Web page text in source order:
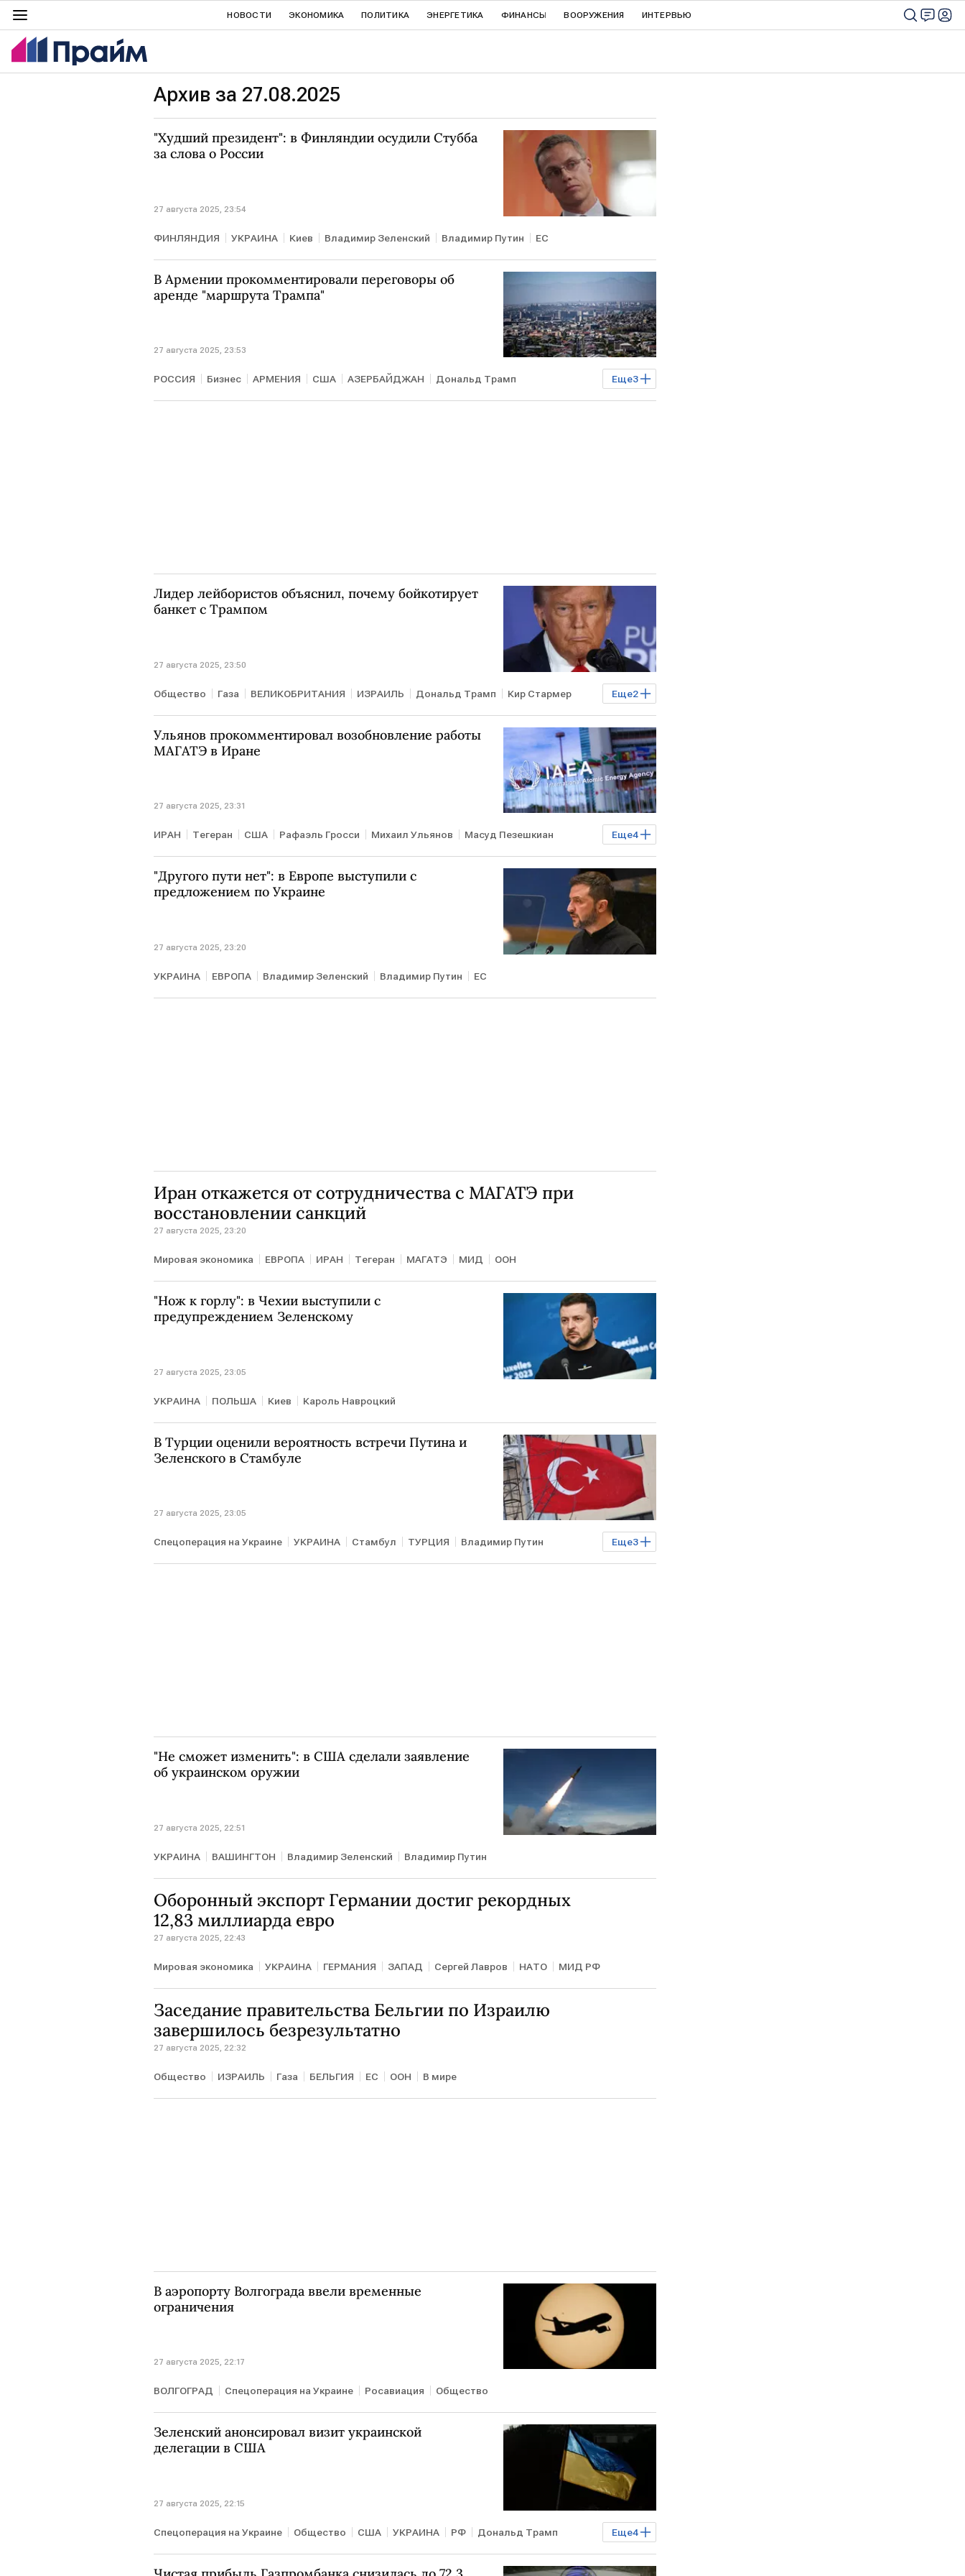
НОВОСТИ ЭКОНОМИКА ПОЛИТИКА ЭНЕРГЕТИКА ФИНАНСЫ ВООРУЖЕНИЯ ИНТЕРВЬЮ
Архив за 27.08.2025
"Худший президент": в Финляндии осудили Стубба
за слова о России
27 августа 2025, 23:54
ФИНЛЯНДИЯ УКРАИНА Киев Владимир Зеленский Владимир Путин ЕС
В Армении прокомментировали переговоры об
аренде "маршрута Трампа"
27 августа 2025, 23:53
Еще3
РОССИЯ Бизнес АРМЕНИЯ США АЗЕРБАЙДЖАН Дональд Трамп
Никол Пашинян МИД Мировая экономика
Лидер лейбористов объяснил, почему бойкотирует
банкет с Трампом
27 августа 2025, 23:50
Еще2
Общество Газа ВЕЛИКОБРИТАНИЯ ИЗРАИЛЬ Дональд Трамп Кир Стармер
ООН В мире
Ульянов прокомментировал возобновление работы
МАГАТЭ в Иране
27 августа 2025, 23:31
Еще4
ИРАН Тегеран США Рафаэль Гросси Михаил Ульянов Масуд Пезешкиан
МАГАТЭ АЭС "Бушер" МИД В мире
"Другого пути нет": в Европе выступили с
предложением по Украине
27 августа 2025, 23:20
УКРАИНА ЕВРОПА Владимир Зеленский Владимир Путин ЕС
Иран откажется от сотрудничества с МАГАТЭ при
восстановлении санкций
27 августа 2025, 23:20
Мировая экономика ЕВРОПА ИРАН Тегеран МАГАТЭ МИД ООН
"Нож к горлу": в Чехии выступили с
предупреждением Зеленскому
27 августа 2025, 23:05
УКРАИНА ПОЛЬША Киев Кароль Навроцкий
В Турции оценили вероятность встречи Путина и
Зеленского в Стамбуле
27 августа 2025, 23:05
Еще3
Спецоперация на Украине УКРАИНА Стамбул ТУРЦИЯ Владимир Путин
Владимир Зеленский Дональд Трамп В мире
"Не сможет изменить": в США сделали заявление
об украинском оружии
27 августа 2025, 22:51
УКРАИНА ВАШИНГТОН Владимир Зеленский Владимир Путин
Оборонный экспорт Германии достиг рекордных
12,83 миллиарда евро
27 августа 2025, 22:43
Мировая экономика УКРАИНА ГЕРМАНИЯ ЗАПАД Сергей Лавров НАТО МИД РФ
Заседание правительства Бельгии по Израилю
завершилось безрезультатно
27 августа 2025, 22:32
Общество ИЗРАИЛЬ Газа БЕЛЬГИЯ ЕС ООН В мире
В аэропорту Волгограда ввели временные
ограничения
27 августа 2025, 22:17
ВОЛГОГРАД Спецоперация на Украине Росавиация Общество
Зеленский анонсировал визит украинской
делегации в США
27 августа 2025, 22:15
Еще4
Спецоперация на Украине Общество США УКРАИНА РФ Дональд Трамп
Владимир Путин Стив Уиткофф МИД В мире